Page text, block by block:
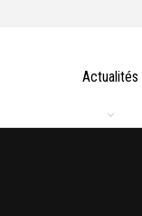
Actualités